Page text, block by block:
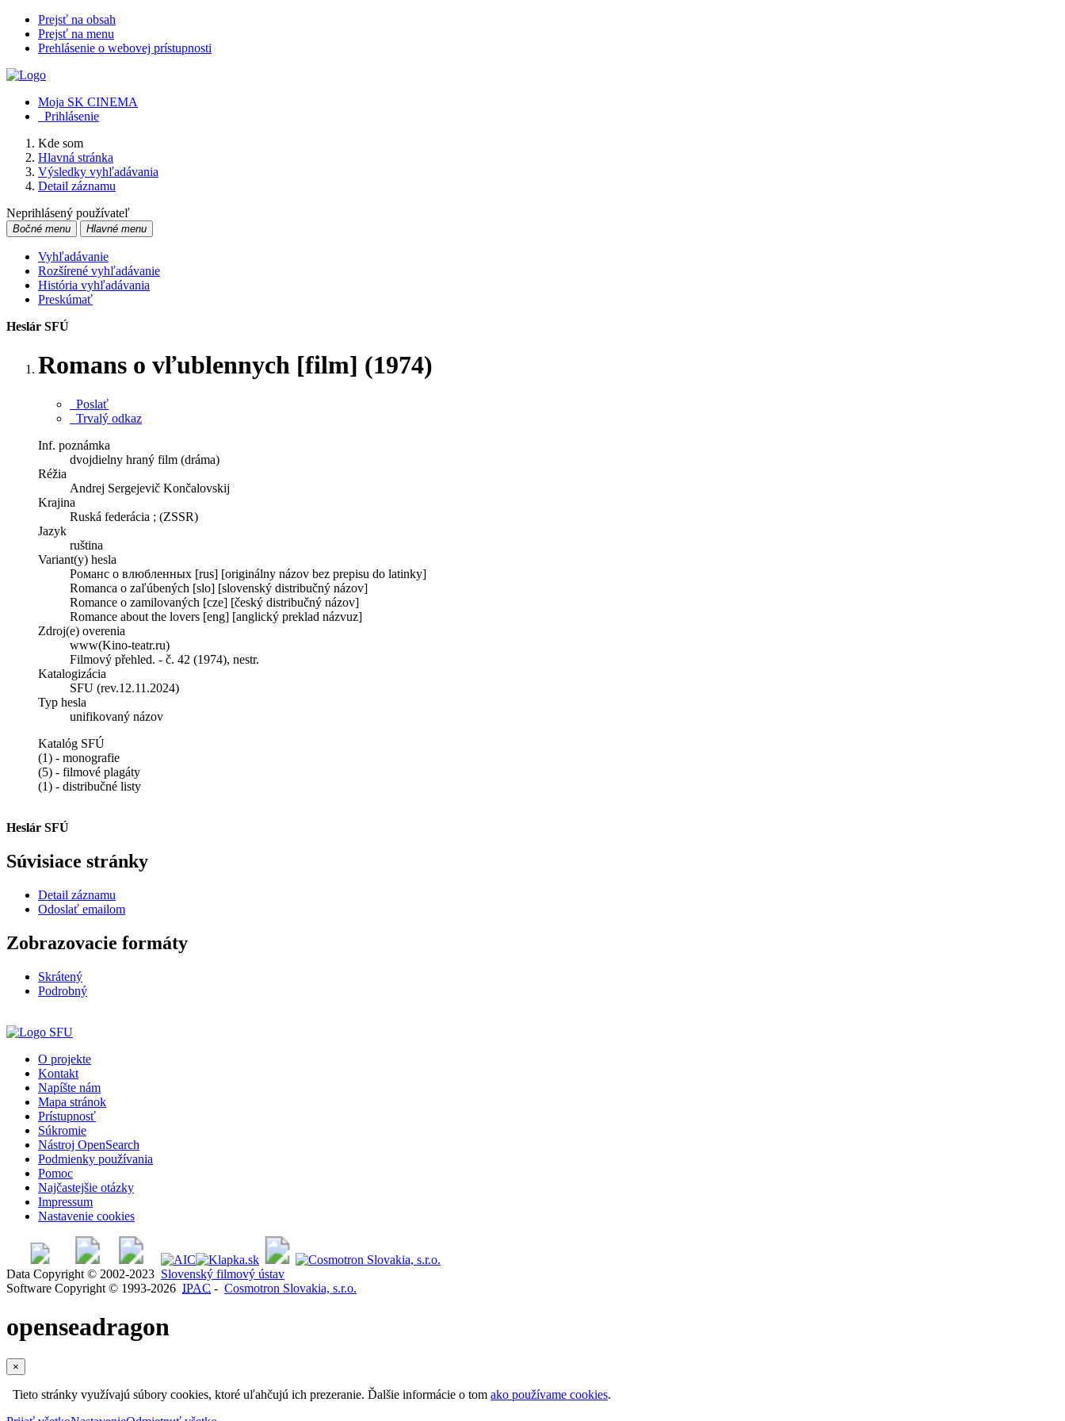
Prejsť na obsah
Prejsť na menu
Prehlásenie o webovej prístupnosti
Moja SK CINEMA
Prihlásenie
Kde som
Hlavná stránka
Výsledky vyhľadávania
Detail záznamu
Neprihlásený používateľ
Bočné menu Hlavné menu
Vyhľadávanie
Rozšírené vyhľadávanie
História vyhľadávania
Preskúmať
Heslár SFÚ
Romans o vľublennych [film] (1974)
Poslať
Trvalý odkaz
Inf. poznámka
dvojdielny hraný film (dráma)
Réžia
Andrej Sergejevič Končalovskij
Krajina
Ruská federácia ; (ZSSR)
Jazyk
ruština
Variant(y) hesla
Романс о влюбленных [rus] [originálny názov bez prepisu do latinky]
Romanca o zaľúbených [slo] [slovenský distribučný názov]
Romance o zamilovaných [cze] [český distribučný názov]
Romance about the lovers [eng] [anglický preklad názvuz]
Zdroj(e) overenia
www(Kino-teatr.ru)
Filmový přehled. - č. 42 (1974), nestr.
Katalogizácia
SFU (rev.12.11.2024)
Typ hesla
unifikovaný názov
Katalóg SFÚ
(1) - monografie
(5) - filmové plagáty
(1) - distribučné listy
Heslár SFÚ
Súvisiace stránky
Detail záznamu
Odoslať emailom
Zobrazovacie formáty
Skrátený
Podrobný
O projekte
Kontakt
Napíšte nám
Mapa stránok
Prístupnosť
Súkromie
Nástroj OpenSearch
Podmienky používania
Pomoc
Najčastejšie otázky
Impressum
Nastavenie cookies
Data Copyright © 2002-2023 Slovenský filmový ústav
Software Copyright © 1993-2026 IPAC - Cosmotron Slovakia, s.r.o.
openseadragon
×
Tieto stránky využívajú súbory cookies, ktoré uľahčujú ich prezeranie. Ďalšie informácie o tom ako používame cookies.